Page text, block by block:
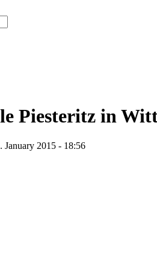
Piesteritz in
January 2015 - 18:56